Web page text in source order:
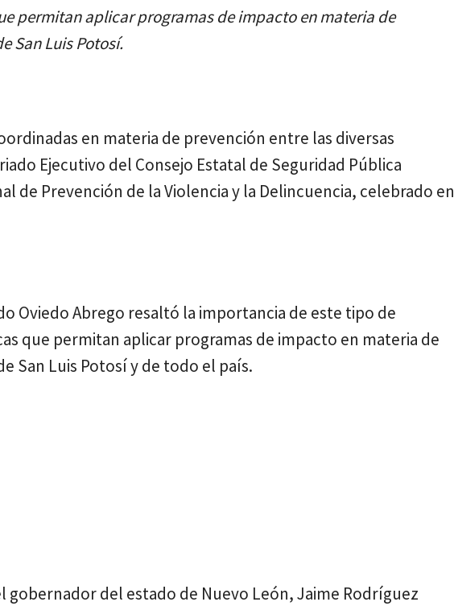
permitan aplicar programas de impacto en materia de
San Luis Potosí.
en materia de prevención entre las diversas
Ejecutivo del Consejo Estatal de Seguridad Pública
de Prevención de la Violencia y la Delincuencia, celebrado en
Oviedo Abrego resaltó la importancia de este tipo de
que permitan aplicar programas de impacto en materia de
San Luis Potosí y de todo el país.
gobernador del estado de Nuevo León, Jaime Rodríguez